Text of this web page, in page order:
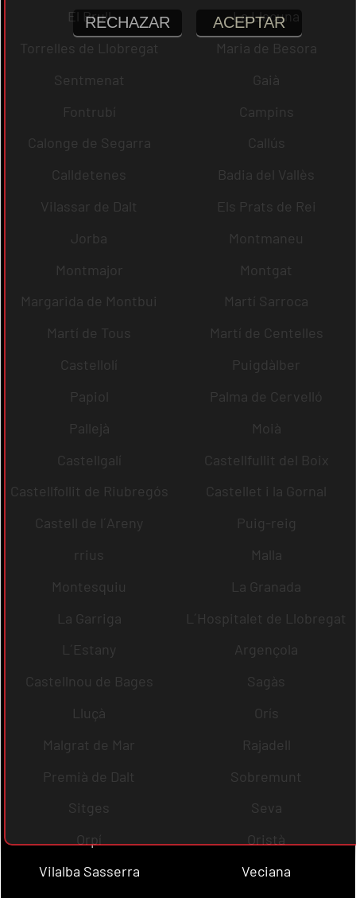
El Brull
La Llacuna
Torrelles de Llobregat
Maria de Besora
Sentmenat
Gaià
Fontrubí
Campins
Calonge de Segarra
Callús
Calldetenes
Badia del Vallès
Vilassar de Dalt
Els Prats de Rei
Jorba
Montmaneu
Montmajor
Montgat
Margarida de Montbui
Martí Sarroca
Martí de Tous
Martí de Centelles
Castellolí
Puigdàlber
Papiol
Palma de Cervelló
Pallejà
Moià
Castellgalí
Castellfullit del Boix
Castellfollit de Riubregós
Castellet i la Gornal
Castell de l´Areny
Puig-reig
rrius
Malla
Montesquiu
La Granada
La Garriga
L´Hospitalet de Llobregat
L´Estany
Argençola
Castellnou de Bages
Sagàs
Lluçà
Orís
Malgrat de Mar
Rajadell
Premià de Dalt
Sobremunt
Sitges
Seva
Orpí
Oristà
Vilalba Sasserra
Veciana
RECHAZAR ACEPTAR